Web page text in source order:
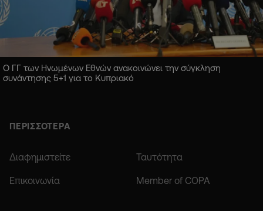
Ο ΓΓ των Ηνωμένων Εθνών ανακοινώνει την σύγκληση
συνάντησης 5+1 για το Κυπριακό
ΠΕΡΙΣΣΟΤΕΡΑ
Διαφημιστείτε Ταυτότητα
Επικοινωνία Member of COPA